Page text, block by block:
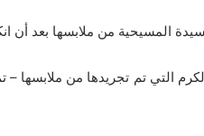
المسيحية من ملابسها بعد أن